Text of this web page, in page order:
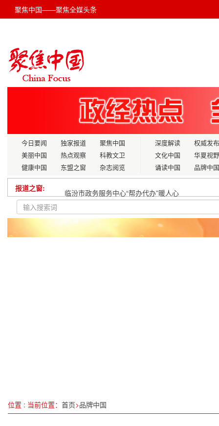
聚焦中国——聚焦全媒头条
今日要闻 独家报道
聚焦中国
美丽中国
热点观察
科教文卫
健康中国
东盟之窗 杂志阅览
深度解读
权威发布
文化中国
华夏视野
诵读中国
品牌中国
报道之窗:
临汾市政务服务中心“帮办代办”暖人心
每天一份“安全早餐”换365天的平安承诺
位置 : 当前位置： 首页>品牌中国